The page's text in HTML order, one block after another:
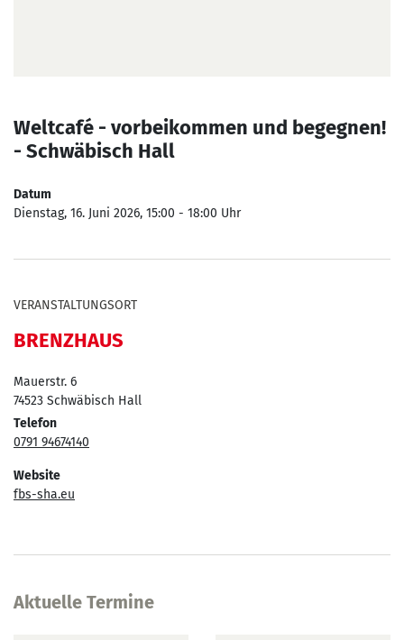
Weltcafé - vorbeikommen und begegnen!
- Schwäbisch Hall
Datum
Dienstag, 16. Juni 2026, 15:00 - 18:00 Uhr
VERANSTALTUNGSORT
BRENZHAUS
Mauerstr. 6
74523 Schwäbisch Hall
Telefon
0791 94674140
Website
fbs-sha.eu
Aktuelle Termine